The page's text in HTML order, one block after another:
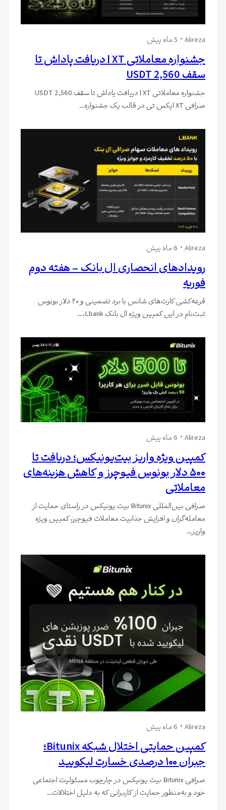
Alireza 5 ماه پیش
جشنواره معاملاتی XT | دریافت پاداش تا
سقف 2,560 USDT
جشنواره معاملاتی XT | دریافت پاداش تا سقف 2,560 USDT
صرافی XT ایکس تی در قالب یک جشنواره…
Alireza 6 ماه پیش
رویدادهای انحصاری ال بانک – هفته دوم
فوریه
قرعه‌کشی کارت‌های شانس با برد تضمینی و ۲۰ دلار بونوس
ثبت‌نام در این کمپین ویژه ال بانک Lbank،…
Alireza 6 ماه پیش
کمپین ویژه واریز بیت‌یونیکس؛ دریافت تا
۵۰۰ دلار بونوس فیوچرز و کاهش هزینه‌های
معاملاتی
صرافی بین‌المللی Bitunix بیت یونیکس در راستای حمایت از
معامله‌گران و افزایش جذابیت معاملات فیوچرز، کمپین ویژه
واریز…
Alireza 6 ماه پیش
کمپین حمایتی اختلال شبکه Bitunix؛
جبران ۱۰۰ درصدی خسارت لیکویید
صرافی Bitunix بیت یونیکس در چارچوب مسئولیت اجتماعی
خود و به‌منظور حمایت از کاربرانی که به دلیل اختلالات…